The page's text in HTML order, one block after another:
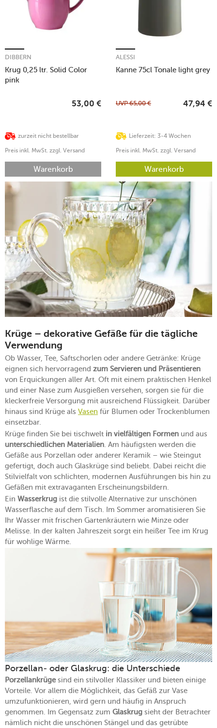
Krug 0,25 ltr. Solid Color
pink
DIBBERN
zurzeit nicht bestellbar
53,00 €
Preis inkl. MwSt. zzgl. Versand
Warenkorb
Kanne 75cl Tonale light grey
ALESSI
Lieferzeit: 3-4 Wochen
UVP65,00 € 47,94 €
Preis inkl. MwSt. zzgl. Versand
Warenkorb
Krüge – dekorative Gefäße für die tägliche
Verwendung
Ob Wasser, Tee, Saftschorlen oder andere Getränke: Krüge
eignen sich hervorragend zum Servieren und Präsentieren
von Erquickungen aller Art. Oft mit einem praktischen Henkel
und einer Nase zum Ausgießen versehen, sorgen sie für die
kleckerfreie Versorgung mit ausreichend Flüssigkeit. Darüber
hinaus sind Krüge als Vasen für Blumen oder Trockenblumen
einsetzbar.
Krüge finden Sie bei tischwelt in vielfältigen Formen und aus
unterschiedlichen Materialien . Am häufigsten werden die
Gefäße aus Porzellan oder anderer Keramik – wie Steingut
gefertigt, doch auch Glaskrüge sind beliebt. Dabei reicht die
Stilvielfalt von schlichten, modernen Ausführungen bis hin zu
Gefäßen mit extravaganten Erscheinungsbildern.
Ein Wasserkrug ist die stilvolle Alternative zur unschönen
Wasserflasche auf dem Tisch. Im Sommer aromatisieren Sie
Ihr Wasser mit frischen Gartenkräutern wie Minze oder
Melisse. In der kalten Jahreszeit sorgt ein heißer Tee im Krug
für wohlige Wärme.
Porzellan- oder Glaskrug: die Unterschiede
Porzellankrügesind ein stilvoller Klassiker und bieten einige
Vorteile. Vor allem die Möglichkeit, das Gefäß zur Vase
umzufunktionieren, wird gern und häufig in Anspruch
genommen. Im Gegensatz zum Glaskrug sieht der Betrachter
nämlich nicht die unschönen Stängel und das getrübte